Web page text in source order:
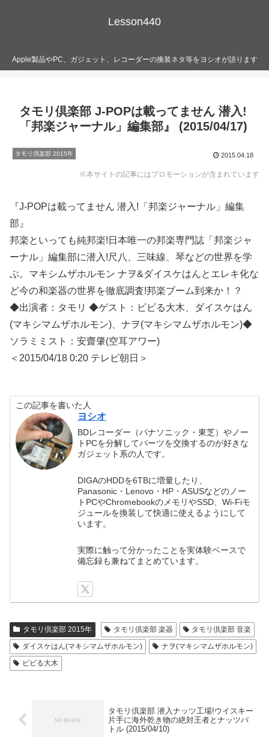
Lesson440
Apple製品やPC、ガジェット、レコーダーの換装ネタ等をヨシオが語ります
タモリ倶楽部 J-POPは載ってません 潜入!
「邦楽ジャーナル」編集部』 (2015/04/17)
タモリ倶楽部 2015年 2015.04.18
※本サイトの記事にはプロモーションが含まれています
『J-POPは載ってません 潜入!「邦楽ジャーナル」編集
部』
邦楽といっても純邦楽!日本唯一の邦楽専門誌「邦楽ジャ
ーナル」編集部に潜入!尺八、三味線、琴などの世界を学
ぶ。マキシムザホルモン ナヲ&ダイスケはんとエレキ化な
ど今の和楽器の世界を徹底調査!邦楽ブーム到来か！？
◆出演者：タモリ ◆ゲスト：ビビる大木、ダイスケはん
(マキシマムザホルモン)、ナヲ(マキシマムザホルモン)◆
ソラミミスト：安齋肇(空耳アワー)
＜2015/04/18 0:20 テレビ朝日＞
この記事を書いた人
ヨシオ
BDレコーダー（パナソニック・東芝）やノー
トPCを分解してパーツを交換するのが好きな
ガジェット系の人です。
DIGAのHDDを6TBに増量したり、
Panasonic・Lenovo・HP・ASUSなどのノー
トPCやChromebookのメモリやSSD、Wi-Fiモ
ジュールを換装して快適に使えるようにして
います。
実際に触って分かったことを実体験ベースで
備忘録も兼ねてまとめています。
タモリ倶楽部 2015年 タモリ倶楽部 楽器
タモリ倶楽部 音楽
ダイスケはん(マキシマムザホルモン)
ナヲ(マキシマムザホルモン)
ビビる大木
タモリ倶楽部 潜入ナッツ工場!ウイスキー
片手に海外乾き物の絶対王者とナッツバ
トル (2015/04/10)